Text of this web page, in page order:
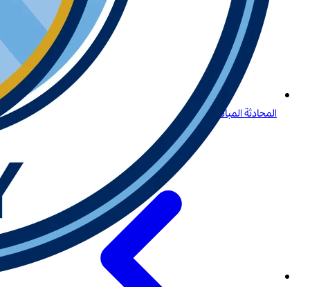
المحادثة المباشرة وتسجيل الدخول لدى بيتواي: دليل شامل